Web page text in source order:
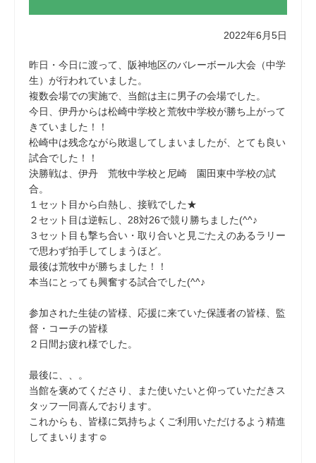
2022年6月5日
昨日・今日に渡って、阪神地区のバレーボール大会（中学
生）が行われていました。
複数会場での実施で、当館は主に男子の会場でした。
今日、伊丹からは松崎中学校と荒牧中学校が勝ち上がって
きていました！！
松崎中は残念ながら敗退してしまいましたが、とても良い
試合でした！！
決勝戦は、伊丹 荒牧中学校と尼崎 園田東中学校の試
合。
１セット目から白熱し、接戦でした★
２セット目は逆転し、28対26で競り勝ちました(^^♪
３セット目も撃ち合い・取り合いと見ごたえのあるラリー
で思わず拍手してしまうほど。
最後は荒牧中が勝ちました！！
本当にとっても興奮する試合でした(^^♪
参加された生徒の皆様、応援に来ていた保護者の皆様、監
督・コーチの皆様
２日間お疲れ様でした。
最後に、、。
当館を褒めてくださり、また使いたいと仰っていただきス
タッフ一同喜んでおります。
これからも、皆様に気持ちよくご利用いただけるよう精進
してまいります☺